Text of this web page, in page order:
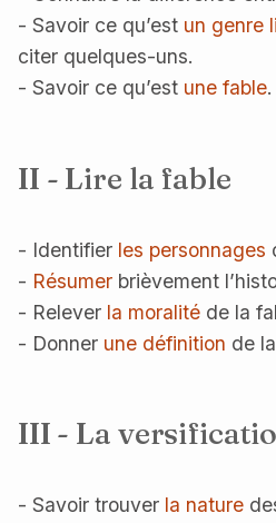
- Savoir ce qu’est un genre
citer quelques-uns.
- Savoir ce qu’est une fable.
II - Lire la fable
- Identifier les personnages
- Résumer brièvement
- Relever la moralité de la
- Donner une définition de
III - La
- Savoir trouver la nature